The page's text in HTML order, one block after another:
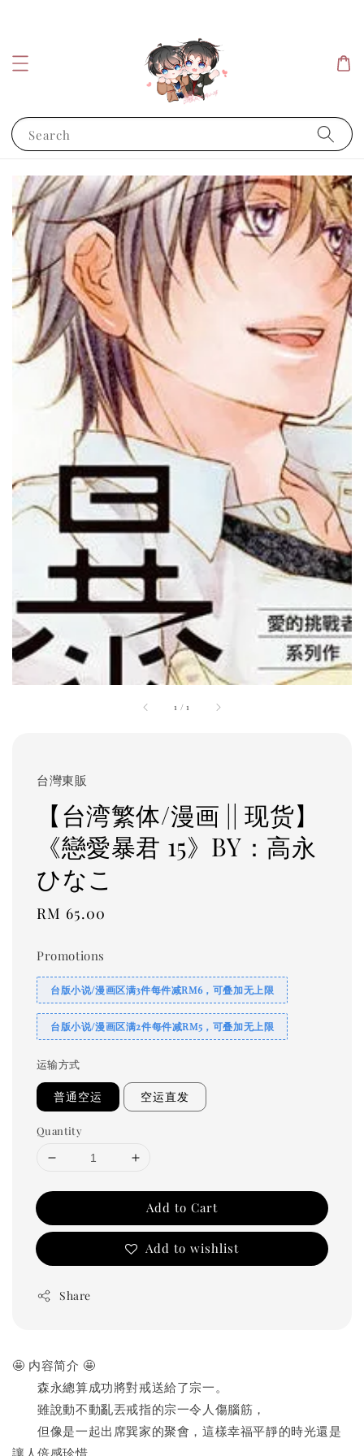
Search
1 /1
台灣東販
【台湾繁体/漫画 || 现货】
《戀愛暴君 15》BY：高永
ひなこ
Regular
RM 65.00
Promotions
台版小说/漫画区满3件每件减RM6，可叠加无上限
台版小说/漫画区满2件每件减RM5，可叠加无上限
运输方式
普通空运 空运直发
Quantity
Add to Cart
Add to wishlist
Share
🤩 内容简介 🤩
森永總算成功將對戒送給了宗一。
雖說動不動亂丟戒指的宗一令人傷腦筋，
但像是一起出席巽家的聚會，這樣幸福平靜的時光還是
讓人倍感珍惜。